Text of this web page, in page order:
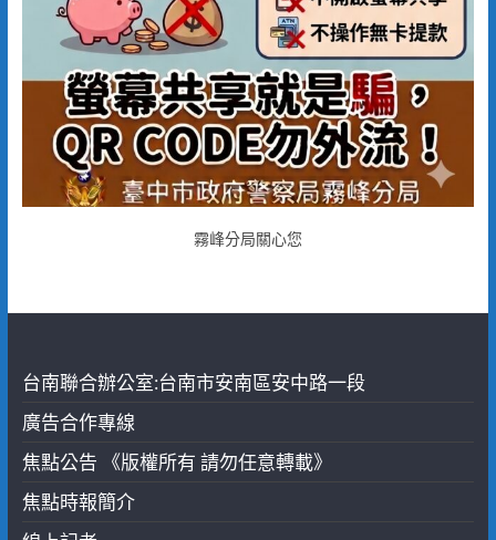
霧峰分局關心您
台南聯合辦公室:台南市安南區安中路一段
廣告合作專線
焦點公告 《版權所有 請勿任意轉載》
焦點時報簡介